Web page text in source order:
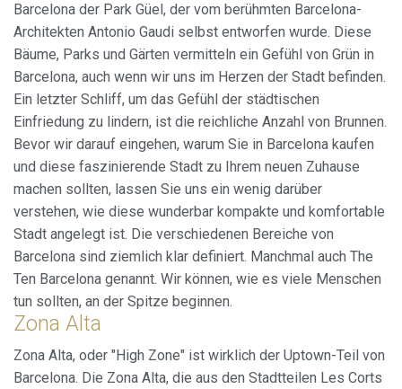
Barcelona der Park Güel, der vom berühmten Barcelona-
Architekten Antonio Gaudi selbst entworfen wurde. Diese
Bäume, Parks und Gärten vermitteln ein Gefühl von Grün in
Barcelona, auch wenn wir uns im Herzen der Stadt befinden.
Ein letzter Schliff, um das Gefühl der städtischen
Einfriedung zu lindern, ist die reichliche Anzahl von Brunnen.
Bevor wir darauf eingehen, warum Sie in Barcelona kaufen
und diese faszinierende Stadt zu Ihrem neuen Zuhause
machen sollten, lassen Sie uns ein wenig darüber
verstehen, wie diese wunderbar kompakte und komfortable
Stadt angelegt ist. Die verschiedenen Bereiche von
Barcelona sind ziemlich klar definiert. Manchmal auch The
Ten Barcelona genannt. Wir können, wie es viele Menschen
tun sollten, an der Spitze beginnen.
Zona Alta
Zona Alta, oder "High Zone" ist wirklich der Uptown-Teil von
Barcelona. Die Zona Alta, die aus den Stadtteilen Les Corts
Analytik und Anpassung
Sie ermöglichen die Beobachtung und Analyse des
Verhaltens der Nutzer dieser Website. Die durch diese Art
von Cookies gesammelten Informationen werden
verwendet, um die Aktivität des Webs zu messen, um
Benutzernavigationsprofile zu erstellen, um basierend auf
der Analyse der Nutzungsdaten der Benutzer des Dienstes
Verbesserungen einzuführen. Sie ermöglichen es uns, die
Präferenzinformationen des Benutzers zu speichern, um
die Qualität unserer Dienstleistungen zu verbessern und
bieten.
Marketing und Publizität
Diese Cookies werden verwendet, um Informationen über
die Präferenzen und persönlichen Entscheidungen des
Benutzers durch die kontinuierliche Beobachtung seiner
Surfgewohnheiten zu speichern. Dank ihnen können wir
die Surfgewohnheiten auf der Website kennen und
anzeigen.